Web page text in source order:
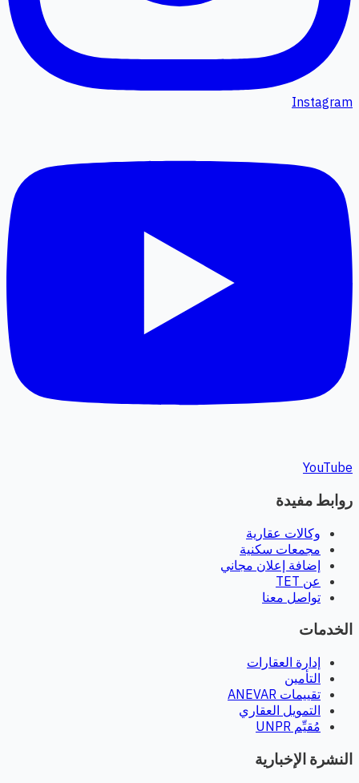
Instagram
YouTube
روابط مفيدة
وكالات عقارية
مجمعات سكنية
إضافة إعلان مجاني
عن TET
تواصل معنا
الخدمات
إدارة العقارات
التأمين
تقييمات ANEVAR
التمويل العقاري
مُقيِّم UNPR
النشرة الإخبارية